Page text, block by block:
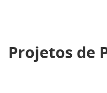
Projetos de